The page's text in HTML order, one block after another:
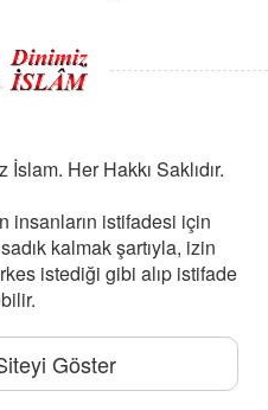
Her Hakkı Saklıdır.
insanların istifadesi için
kalmak şartıyla, izin
istediği gibi alıp istifade
Göster